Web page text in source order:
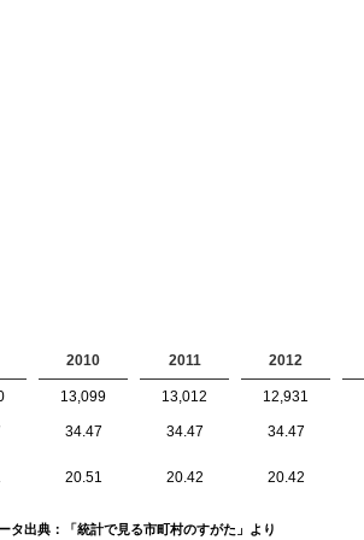
2010 2011 2012
13,099 13,012 12,931
34.47 34.47 34.47
20.51 20.42 20.42
タ出典：「統計で見る市町村のすがた」より